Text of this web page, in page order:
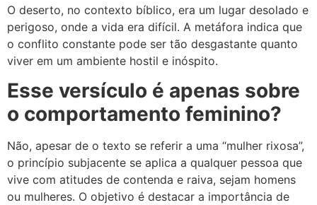
O deserto, no contexto bíblico, era um lugar desolado e
perigoso, onde a vida era difícil. A metáfora indica que
o conflito constante pode ser tão desgastante quanto
viver em um ambiente hostil e inóspito.
Esse versículo é apenas sobre
o comportamento feminino?
Não, apesar de o texto se referir a uma “mulher rixosa”,
o princípio subjacente se aplica a qualquer pessoa que
vive com atitudes de contenda e raiva, sejam homens
ou mulheres. O objetivo é destacar a importância de